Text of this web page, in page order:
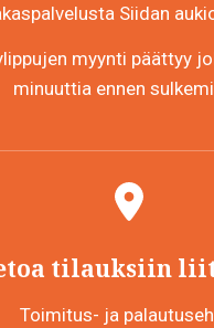
Siidan
myynti päättyy
minuuttia ennen
tilauksiin
Toimitus- ja